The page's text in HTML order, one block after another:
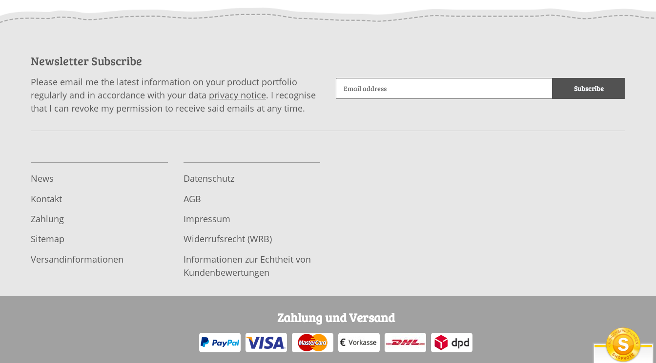
Newsletter Subscribe
Please email me the latest information on your product portfolio
regularly and in accordance with your data privacy notice. I recognise
that I can revoke my permission to receive said emails at any time.
Subscribe
News
Kontakt
Zahlung
Sitemap
Versandinformationen
Datenschutz
AGB
Impressum
Widerrufsrecht (WRB)
Informationen zur Echtheit von
Kundenbewertungen
Zahlung und Versand